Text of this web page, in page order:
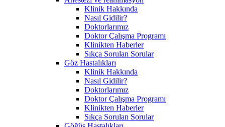
Klinik Hakkında
Nasıl Gidilir?
Doktorlarımız
Doktor Çalışma Programı
Klinikten Haberler
Sıkça Sorulan Sorular
Göz Hastalıkları
Klinik Hakkında
Nasıl Gidilir?
Doktorlarımız
Doktor Çalışma Programı
Klinikten Haberler
Sıkça Sorulan Sorular